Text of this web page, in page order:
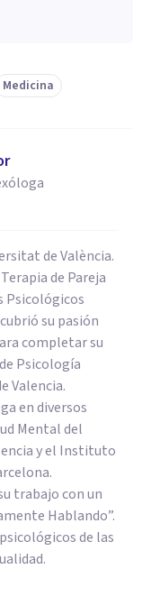
Medicina
de València.
de Pareja
Psicológicos
su pasión
completar su
Psicología
Valencia.
en diversos
Mental del
y el Instituto
trabajo con un
Hablando”.
de las